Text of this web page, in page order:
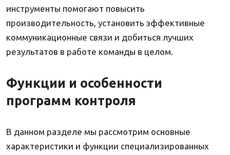
инструменты помогают повысить
производительность, установить эффективные
коммуникационные связи и добиться лучших
результатов в работе команды в целом.
Функции и особенности
программ контроля
В данном разделе мы рассмотрим основные
характеристики и функции специализированных